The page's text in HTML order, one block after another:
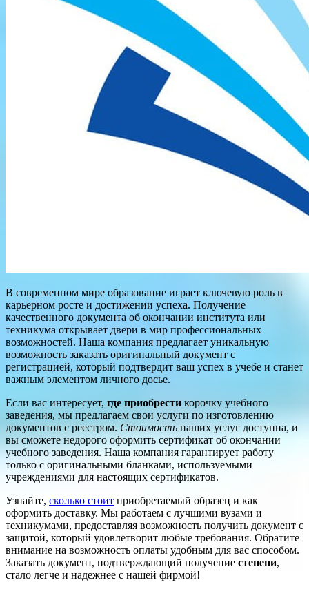
В современном мире образование играет ключевую роль в
карьерном росте и достижении успеха. Получение
качественного документа об окончании института или
техникума открывает двери в мир профессиональных
возможностей. Наша компания предлагает уникальную
возможность заказать оригинальный документ с
регистрацией, который подтвердит ваш успех в учебе и станет
важным элементом личного досье.
Если вас интересует, где приобрести корочку учебного
заведения, мы предлагаем свои услуги по изготовлению
документов с реестром. Стоимость наших услуг доступна, и
вы сможете недорого оформить сертификат об окончании
учебного заведения. Наша компания гарантирует работу
только с оригинальными бланками, используемыми
учреждениями для настоящих сертификатов.
Узнайте, сколько стоит приобретаемый образец и как
оформить доставку. Мы работаем с лучшими вузами и
техникумами, предоставляя возможность получить документ с
защитой, который удовлетворит любые требования. Обратите
внимание на возможность оплаты удобным для вас способом.
Заказать документ, подтверждающий получение степени,
стало легче и надежнее с нашей фирмой!